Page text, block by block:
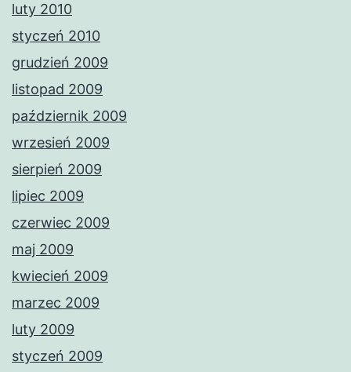
luty 2010
styczeń 2010
grudzień 2009
listopad 2009
październik 2009
wrzesień 2009
sierpień 2009
lipiec 2009
czerwiec 2009
maj 2009
kwiecień 2009
marzec 2009
luty 2009
styczeń 2009